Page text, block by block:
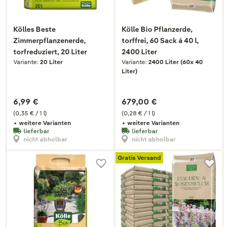
Kölles Beste
Zimmerpflanzenerde,
torfreduziert, 20 Liter
Variante: 20 Liter
(0,35 € / 1 l)
6,99 €
+ weitere Varianten
lieferbar
nicht abholbar
Kölle Bio Pflanzerde,
torffrei, 60 Sack á 40 l,
2400 Liter
Variante: 2400 Liter (60x 40
Liter)
(0,28 € / 1 l)
679,00 €
+ weitere Varianten
lieferbar
nicht abholbar
Gratis Versand